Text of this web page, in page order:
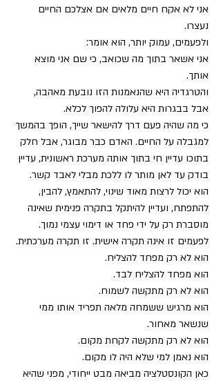
אני לא אקח חיים מלאים אם אצלכם החיים
נעצרו.
ולפעמים, עמוק יותר, הוא אומר:
אני אשאר בתוך מה שכואב, כי שם אני מוצא
אותך.
והטרגדיה היא שהנאמנות הזו נובעת מאהבה,
אבל בבגרות היא עלולה להפוך לכלא.
כי מה שהיה פעם דרך להישאר שייך, הופך בהמשך
למגבלה על החיים. האדם כבר מבוגר, אבל חלק
בתוכו עדיין חי בתוך אותה מערכת ראשונית, עדיין
בודק עד לאן מותר לו ללכת מבלי לאבד קשר.
הוא יכול לרצות מאוד שינוי, להתאמץ, להבין,
להתפתח, ועדיין להיתקל בתקרה פנימית שאינה
מוסברת רק על ידי פחד או דימוי עצמי נמוך.
לפעמים זו אינה תקרה אישית. זו תקרה מערכתית.
הוא לא רק מפחד להצליח.
הוא מפחד להצליח לבד.
הוא לא רק מתקשה לשמוח.
הוא מרגיש ששמחה מלאה תפריד אותו ממי
שנשאר מאחור.
הוא לא רק מתקשה לקחת מקום.
הוא נאמן למי שלא היה לו מקום.
כאן הקונסטלציה מביאה מבט ייחודי, מפני שהיא